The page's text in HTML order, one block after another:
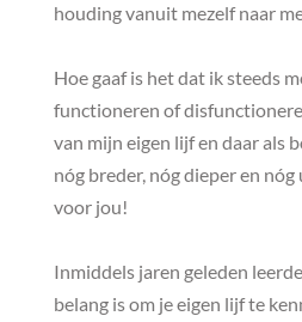
houding vanuit mezelf naar
Hoe gaaf is het dat ik steeds
functioneren of
van mijn eigen lijf en daar als
nóg breder, nóg dieper en
voor jou!
Inmiddels jaren geleden
belang is om je eigen lijf te